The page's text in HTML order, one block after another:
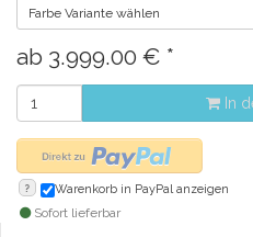
Farbe Variante wählen
ab 3.999.00 € *
In
? Warenkorb in PayPal anzeigen
Sofort lieferbar